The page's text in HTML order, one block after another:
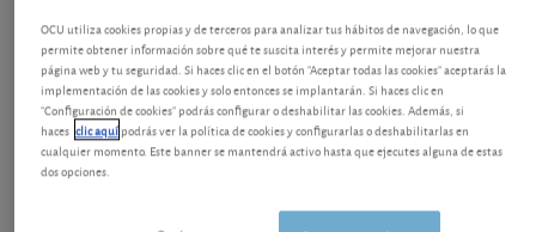
Precios de vivienda y garajes en Getafe
Estudio por barrios de precios de venta y alquiler.
Zonas preferidas para vivir. Rentabilidad esperada
por alquileres. Zonas caras y baratas en Getafe.
OCU utiliza cookies propias y de terceros para analizar tus hábitos de navegación, lo que
permite obtener información sobre qué te suscita interés y permite mejorar nuestra
página web y tu seguridad. Si haces clic en el botón "Aceptar todas las cookies" aceptarás la
implementación de las cookies y solo entonces se implantarán. Si haces clic en
"Configuración de cookies" podrás configurar o deshabilitar las cookies. Además, si
haces clic aquípodrás ver la política de cookies y configurarlas o deshabilitarlas en
cualquier momento. Este banner se mantendrá activo hasta que ejecutes alguna de estas
dos opciones.